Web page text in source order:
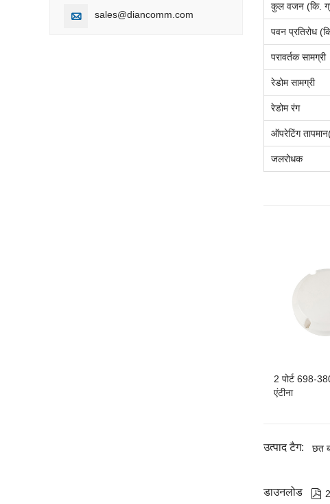
कुल वजन (कि.
पवन प्रतिरोध
परावर्तक सामग्री
रेडोम सामग्री
रेडोम रंग
ऑपरेटिंग
जलरोधक
2 पोर्ट 698-
एंटीना
उत्पाद टैग: छत
डाउनलोड 
 sales@diancomm.com